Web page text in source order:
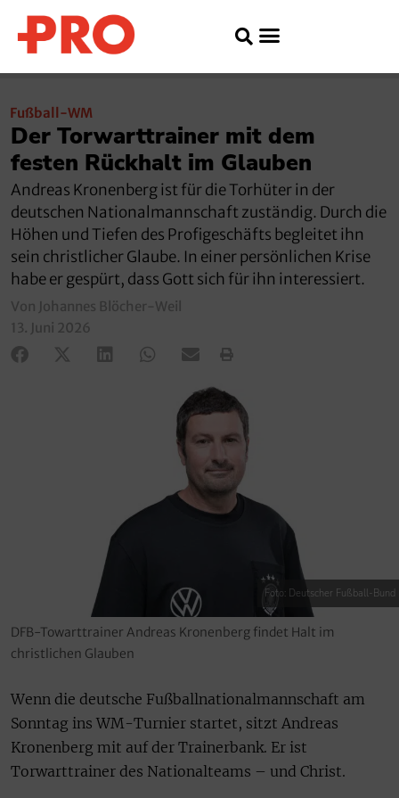
Fußball-WM
Der Torwarttrainer mit dem
festen Rückhalt im Glauben
Andreas Kronenberg ist für die Torhüter in der
deutschen Nationalmannschaft zuständig. Durch die
Höhen und Tiefen des Profigeschäfts begleitet ihn
sein christlicher Glaube. In einer persönlichen Krise
habe er gespürt, dass Gott sich für ihn interessiert.
Von Johannes Blöcher-Weil
13. Juni 2026
Foto: Deutscher Fußball-Bund
DFB-Towarttrainer Andreas Kronenberg findet Halt im
christlichen Glauben
Wenn die deutsche Fußballnationalmannschaft am
Sonntag ins WM-Turnier startet, sitzt Andreas
Kronenberg mit auf der Trainerbank. Er ist
Torwarttrainer des Nationalteams – und Christ.